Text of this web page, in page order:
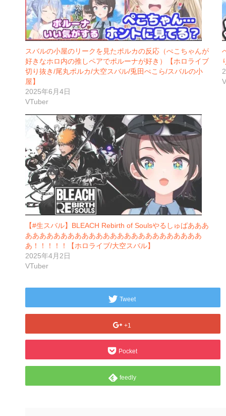
スバルの小屋のリークを見たポルカの反応（ぺこちゃんが
好きなホロ内の推しペアでポルーナが好き）【ホロライブ
切り抜き/尾丸ポルカ/大空スバル/兎田ぺこら/スバルの小
屋】
2025年6月4日
VTuber
【#生スバル】BLEACH Rebirth of Soulsやるしゅばあああ
あああああああああああああああああああああああああ
あ！！！！！【ホロライブ/大空スバル】
2025年4月2日
VTuber
Tweet
+1
Pocket
feedly